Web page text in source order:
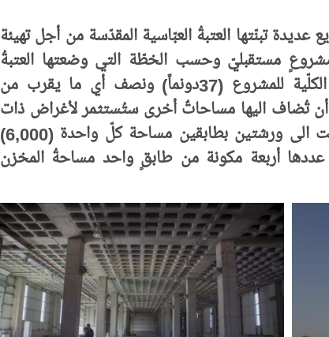
تبنّتها العتبةُ العبّاسية المقدّسة من أجل تهيئة
مستقبليّ وحسب الخطّة التي وضعتها العتبةُ
المقدّسة لهذا الغرض، اذ تبلغ المساحة الكلّية للمشروع (37دونماً) ونصف أي ما يقرب من
على أن تُضاف اليها مساحاتٌ أخرى ستُستثمر لأغراض ذات
علاقة بهذا المشروع، المساحة هذه قُسمت الى ورشتين بطابقين مساحة كلّ واحدة (6,000)
أربعة مكونة من طابقٍ واحد مساحةُ المخزن